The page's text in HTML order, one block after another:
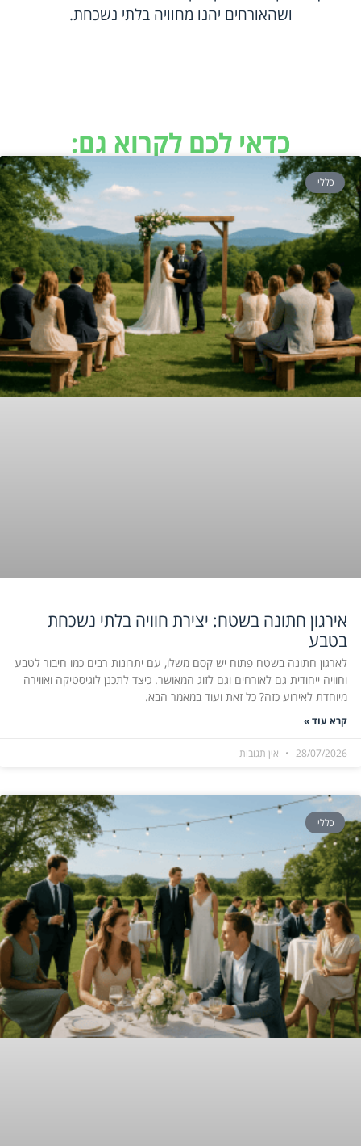
ושהאורחים יהנו מחוויה בלתי נשכחת.
כדאי לכם לקרוא גם:
כללי
אירגון חתונה בשטח: יצירת חוויה בלתי נשכחת
בטבע
לארגון חתונה בשטח פתוח יש קסם משלו, עם יתרונות רבים כמו חיבור לטבע
וחוויה ייחודית גם לאורחים וגם לזוג המאושר. כיצד לתכנן לוגיסטיקה ואווירה
מיוחדת לאירוע כזה? כל זאת ועוד במאמר הבא.
קרא עוד »
28/07/2026 אין תגובות
כללי